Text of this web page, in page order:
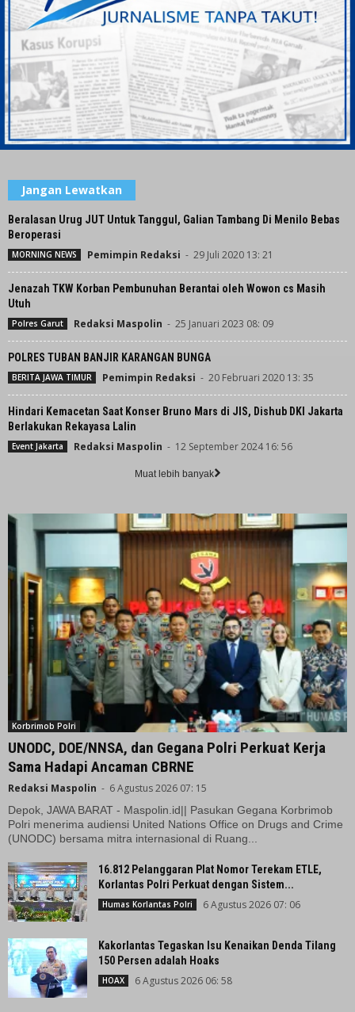
Jangan Lewatkan
Beralasan Urug JUT Untuk Tanggul, Galian Tambang Di Menilo Bebas
Beroperasi
MORNING NEWS Pemimpin Redaksi - 29 Juli 2020 13: 21
Jenazah TKW Korban Pembunuhan Berantai oleh Wowon cs Masih
Utuh
Polres Garut Redaksi Maspolin - 25 Januari 2023 08: 09
POLRES TUBAN BANJIR KARANGAN BUNGA
BERITA JAWA TIMUR Pemimpin Redaksi - 20 Februari 2020 13: 35
Hindari Kemacetan Saat Konser Bruno Mars di JIS, Dishub DKI Jakarta
Berlakukan Rekayasa Lalin
Event Jakarta Redaksi Maspolin - 12 September 2024 16: 56
Muat lebih banyak
Korbrimob Polri
UNODC, DOE/NNSA, dan Gegana Polri Perkuat Kerja
Sama Hadapi Ancaman CBRNE
Redaksi Maspolin - 6 Agustus 2026 07: 15
Depok, JAWA BARAT - Maspolin.id|| Pasukan Gegana Korbrimob
Polri menerima audiensi United Nations Office on Drugs and Crime
(UNODC) bersama mitra internasional di Ruang...
16.812 Pelanggaran Plat Nomor Terekam ETLE,
Korlantas Polri Perkuat dengan Sistem...
Humas Korlantas Polri 6 Agustus 2026 07: 06
Kakorlantas Tegaskan Isu Kenaikan Denda Tilang
150 Persen adalah Hoaks
HOAX 6 Agustus 2026 06: 58